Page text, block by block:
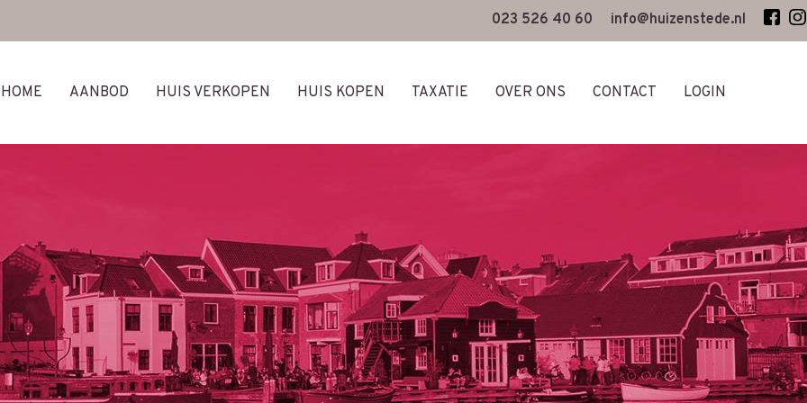
023 526 40 60 info@huizenstede.nl
HOME AANBOD HUIS VERKOPEN HUIS KOPEN TAXATIE OVER ONS CONTACT LOGIN